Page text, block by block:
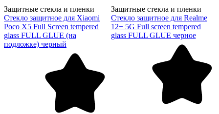
Защитные стекла и пленки
Стекло защитное для Xiaomi
Poco X5 Full Screen tempered
glass FULL GLUE (на
подложке) черный
Защитные стекла и пленки
Стекло защитное для Realme
12+ 5G Full screen tempered
glass FULL GLUE черное